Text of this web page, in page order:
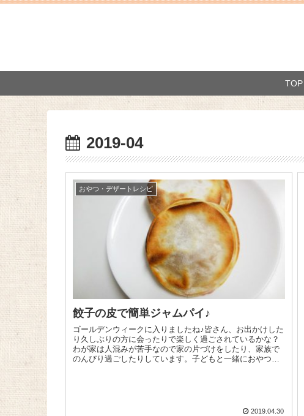
TOP
2019-04
おやつ・デザートレシピ
餃子の皮で簡単ジャムパイ♪
ゴールデンウィークに入りましたね♪皆さん、お出かけした
り久しぶりの方に会ったりで楽しく過ごされているかな？
わが家は人混みが苦手なので家の片づけをしたり、家族で
のんびり過ごしたりしています。子どもと一緒におやつを
2019.04.30